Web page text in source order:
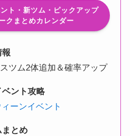
ト・新ツム・ピックアップ
クまとめカレンダー
報
ツム2体追加＆確率アップ
ント攻略
ーンイベント
まとめ